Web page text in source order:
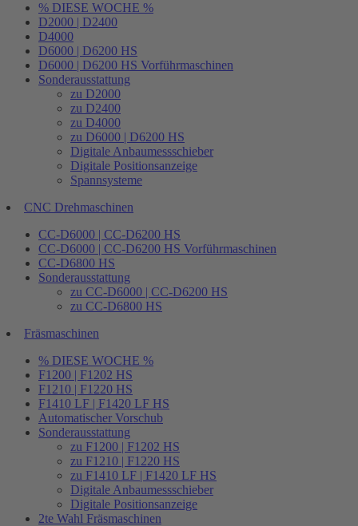
% DIESE WOCHE %
D2000 | D2400
D4000
D6000 | D6200 HS
D6000 | D6200 HS Vorführmaschinen
Sonderausstattung
zu D2000
zu D2400
zu D4000
zu D6000 | D6200 HS
Digitale Anbaumessschieber
Digitale Positionsanzeige
Spannsysteme
CNC Drehmaschinen
CC-D6000 | CC-D6200 HS
CC-D6000 | CC-D6200 HS Vorführmaschinen
CC-D6800 HS
Sonderausstattung
zu CC-D6000 | CC-D6200 HS
zu CC-D6800 HS
Fräsmaschinen
% DIESE WOCHE %
F1200 | F1202 HS
F1210 | F1220 HS
F1410 LF | F1420 LF HS
Automatischer Vorschub
Sonderausstattung
zu F1200 | F1202 HS
zu F1210 | F1220 HS
zu F1410 LF | F1420 LF HS
Digitale Anbaumessschieber
Digitale Positionsanzeige
2te Wahl Fräsmaschinen